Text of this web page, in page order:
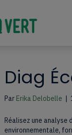
Diag
Par Erika Delobelle |
Réalisez une analyse
environnementale,